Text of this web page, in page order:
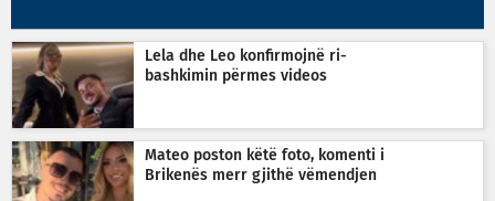
Lela dhe Leo konfirmojnë ri-
bashkimin përmes videos
Mateo poston këtë foto, komenti i
Brikenës merr gjithë vëmendjen